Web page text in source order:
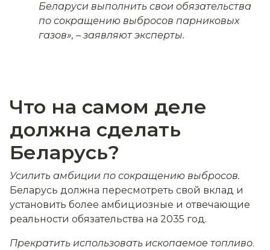
Беларуси выполнить свои обязательства
по сокращению выбросов парниковых
газов», – заявляют эксперты.
Что на самом деле
должна сделать
Беларусь?
Усилить амбиции по сокращению выбросов.
Беларусь должна пересмотреть свой вклад и
установить более амбициозные и отвечающие
реальности обязательства на 2035 год.
Прекратить использовать ископаемое топливо.